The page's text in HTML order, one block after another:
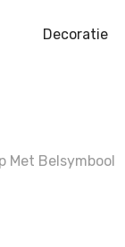
Decoratie
Met Belsymbool